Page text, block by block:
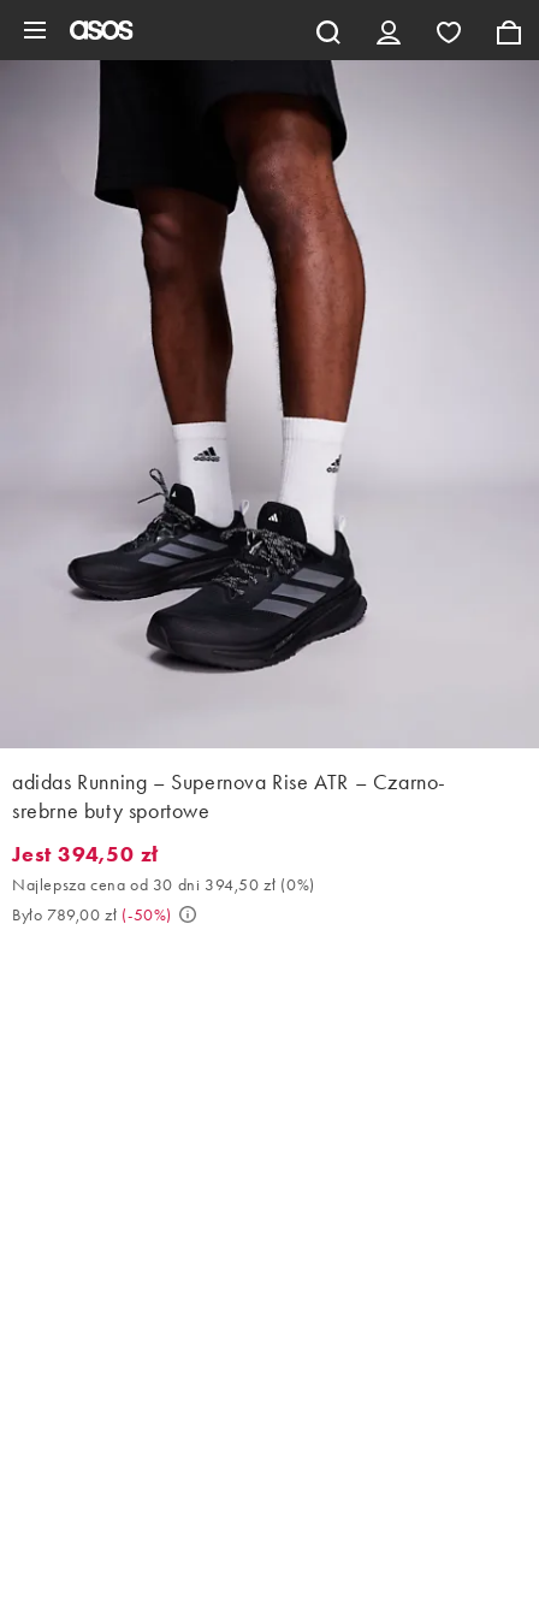
adidas Running – Supernova Rise ATR – Czarno-
srebrne buty sportowe
Jest 394,50 zł. Najlepsza cena od 30 dni 394,50 zł (0%). Było
Jest 394,50 zł
Najlepsza cena od 30 dni 394,50 zł (0%)
Było 789,00 zł (-50%)